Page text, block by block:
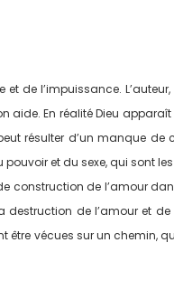
l’impuissance.
aide. En réalité Dieu
résulter d’un manque
et du sexe, qui sont
de l’amour
de l’amour et
vécues sur un chemin,